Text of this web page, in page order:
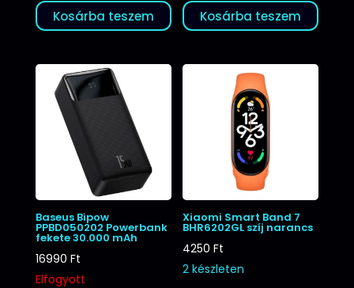
Kosárba teszem Kosárba teszem
Baseus Bipow
PPBD050202 Powerbank
fekete 30.000 mAh
16990 Ft
Elfogyott
Xiaomi Smart Band 7
BHR6202GL szíj narancs
4250Ft
2 készleten